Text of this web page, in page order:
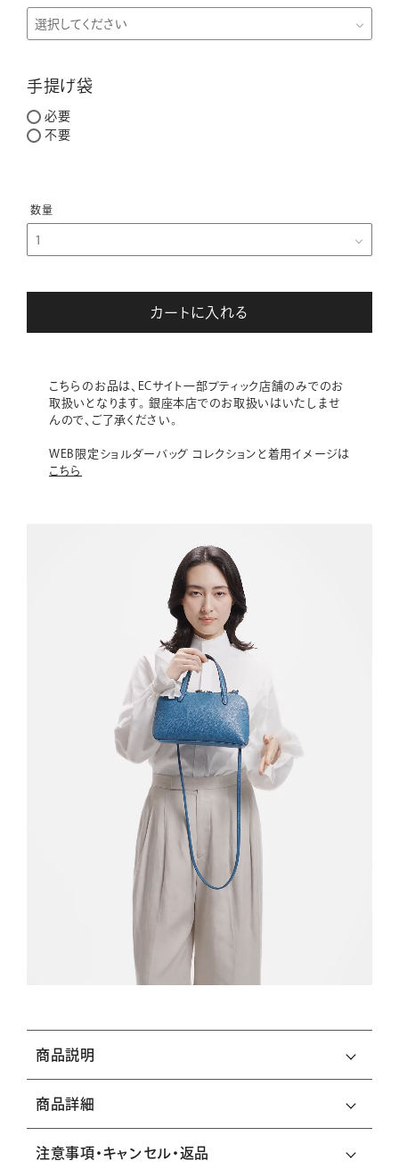
手提げ袋
必要
不要
カートに入れる
こちらのお品は、ECサイト一部ブティック店舗のみでのお
取扱いとなります。 銀座本店でのお取扱いはいたしませ
んので、ご了承ください。
WEB限定ショルダーバッグ コレクションと着用イメージは
こちら
商品説明
商品詳細
注意事項・キャンセル・返品